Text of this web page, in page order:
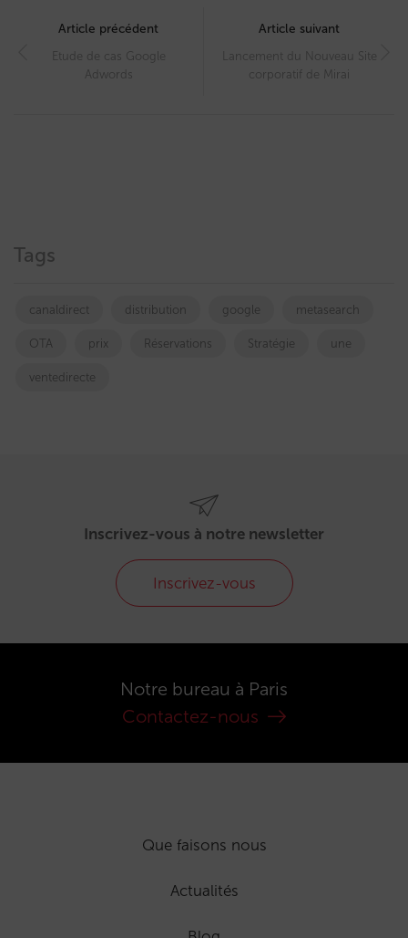
navigation
Article précédent
Etude de cas Google
Adwords
Article suivant
Lancement du Nouveau Site
corporatif de Mirai
Tags
canaldirect distribution google metasearch
OTA prix Réservations Stratégie une
ventedirecte
Inscrivez-vous à notre newsletter
Inscrivez-vous
Notre bureau à Paris
Contactez-nous
Que faisons nous
Actualités